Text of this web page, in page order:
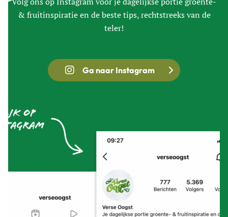
& fruitinspiratie en de beste tips, rechtstreeks van de
teler!
Ga naar Instagram